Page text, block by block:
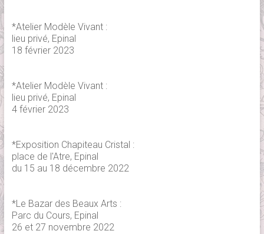
*Atelier Modèle Vivant :
lieu privé, Epinal
18 février 2023
*Atelier Modèle Vivant :
lieu privé, Epinal
4 février 2023
*Exposition Chapiteau Cristal :
place de l'Atre, Epinal
du 15 au 18 décembre 2022
*Le Bazar des Beaux Arts :
Parc du Cours, Epinal
26 et 27 novembre 2022